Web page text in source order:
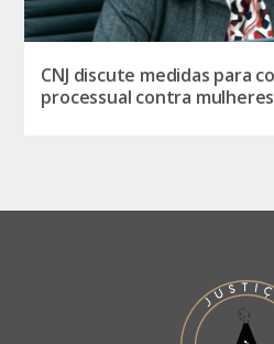
CNJ discute medidas para
processual contra mulheres